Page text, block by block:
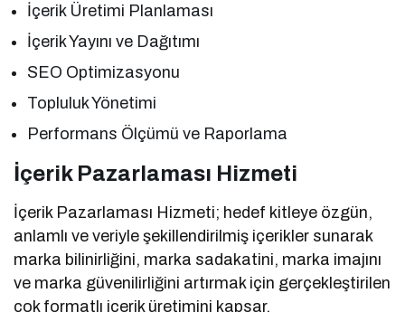
İçerik Üretimi Planlaması
İçerik Yayını ve Dağıtımı
SEO Optimizasyonu
Topluluk Yönetimi
Performans Ölçümü ve Raporlama
İçerik Pazarlaması Hizmeti
İçerik Pazarlaması Hizmeti; hedef kitleye özgün,
anlamlı ve veriyle şekillendirilmiş içerikler sunarak
marka bilinirliğini, marka sadakatini, marka imajını
ve marka güvenilirliğini artırmak için gerçekleştirilen
çok formatlı içerik üretimini kapsar.